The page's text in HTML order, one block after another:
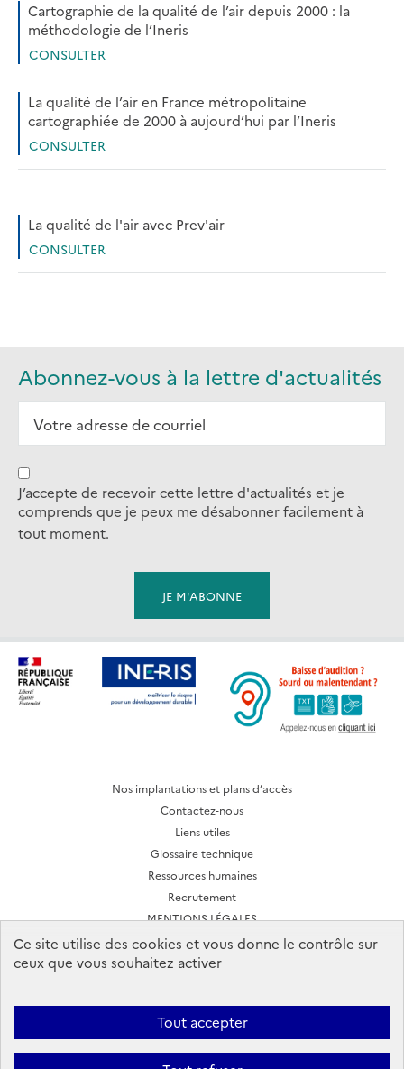
Cartographie de la qualité de l’air depuis 2000 : la
méthodologie de l’Ineris
CONSULTER
La qualité de l’air en France métropolitaine
cartographiée de 2000 à aujourd’hui par l’Ineris
CONSULTER
La qualité de l'air avec Prev'air
CONSULTER
Abonnez-vous à la lettre d'actualités
J’accepte de recevoir cette lettre d'actualités et je
comprends que je peux me désabonner facilement à
tout moment.
Nos implantations et plans d’accès
Contactez-nous
Liens utiles
Glossaire technique
Ressources humaines
Recrutement
MENTIONS LÉGALES
CONDITIONS D'UTILISATION
Archives des lettres d'actualité
Ineris 2026. Tous droits réservés.
Suivez-nous:
Ce site utilise des cookies et vous donne le contrôle sur
ceux que vous souhaitez activer
Tout accepter